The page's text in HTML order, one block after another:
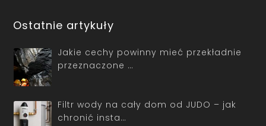
Ostatnie artykuły
Jakie cechy powinny mieć przekładnie
przeznaczone …
Filtr wody na cały dom od JUDO – jak
chronić insta…